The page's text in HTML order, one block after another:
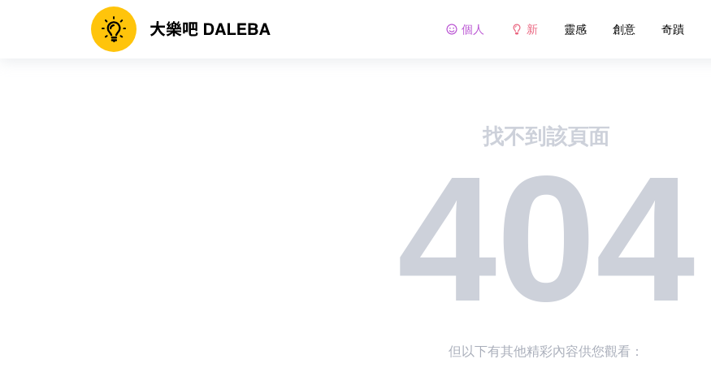
個人 新 靈感 創意 奇蹟
找不到該頁面
404
但以下有其他精彩內容供您觀看：